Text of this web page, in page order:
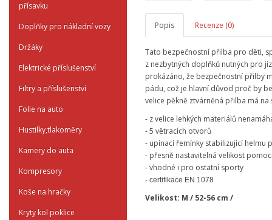
přísavku
Doplňky pro nákladní vozy
Držáky
Elektrické příslušenství
Filtry a příslušenství
Folie na auto
Hustilky,tlakoměry
Kamery do auta
Kompresory
Koše na hračky
Kryty kol poklice
Popis Recenze (0)
Tato bezpečnostní přilba pro děti,
z nezbytných doplňků nutných pro
prokázáno, že bezpečnostní přilby
pádu, což je hlavní důvod proč by
velice pěkně ztvárněná přilba má
- z velice lehkých materiálů
- 5 větracích otvorů
- upínací řemínky stabilizující helmu
- přesně nastavitelná velikost
- vhodné i pro ostatní sporty
- certifikace EN 1078
Velikost: M / 52-56 cm /